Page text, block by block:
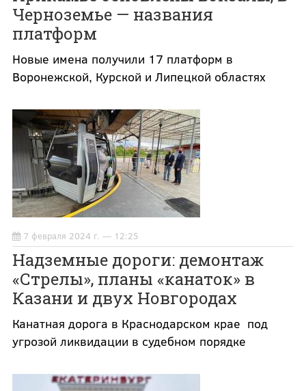
Черноземье — названия
платформ
Новые имена получили 17 платформ в
Воронежской, Курской и Липецкой областях
7 февраля 2024 г. — 12:25
Надземные дороги: демонтаж
«Стрелы», планы «канаток» в
Казани и двух Новгородах
Канатная дорога в Краснодарском крае под
угрозой ликвидации в судебном порядке